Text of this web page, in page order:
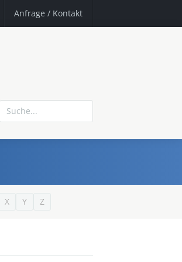
Anfrage / Kontakt
X Y Z